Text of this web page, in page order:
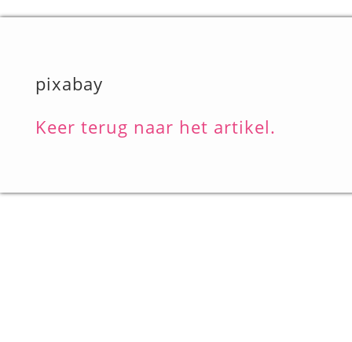
pixabay
Keer terug naar het artikel.